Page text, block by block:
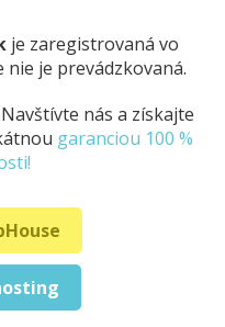
je zaregistrovaná vo
nie je prevádzkovaná.
nás a získajte
garanciou 100 %